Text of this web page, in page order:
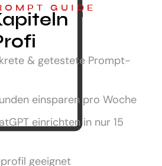
GUIDE
& getestete Prompt-
einsparen pro Woche
einrichten in nur 15
geeignet